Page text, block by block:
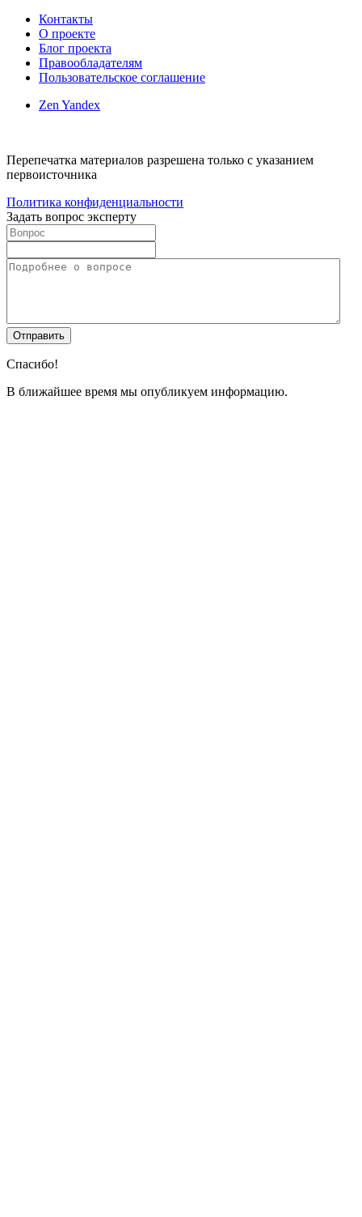
Контакты
О проекте
Блог проекта
Правообладателям
Пользовательское соглашение
Zen Yandex
Перепечатка материалов разрешена только с указанием
первоисточника
Политика конфиденциальности
Задать вопрос эксперту
Спасибо!
В ближайшее время мы опубликуем информацию.